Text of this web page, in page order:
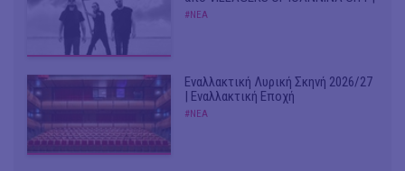
#ΝΕΑ
Εναλλακτική Λυρική Σκηνή 2026/27
| Εναλλακτική Εποχή
#ΝΕΑ